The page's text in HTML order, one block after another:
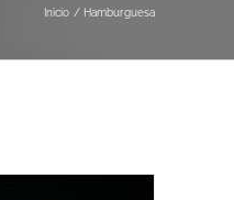
Inicio Hamburguesa